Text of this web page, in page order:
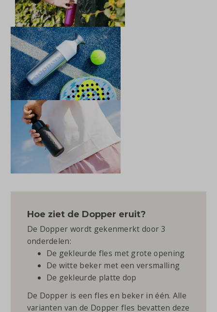
Hoe ziet de Dopper eruit?
De Dopper wordt gekenmerkt door 3
onderdelen:
De gekleurde fles met grote opening
De witte beker met een versmalling
De gekleurde platte dop
De Dopper is een fles en beker in één. Alle
varianten van de Dopper fles bevatten deze